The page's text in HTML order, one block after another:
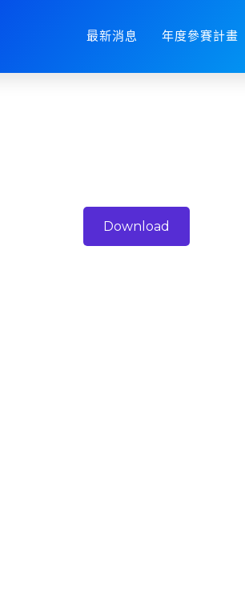
最新消息 年度參賽計畫
Download